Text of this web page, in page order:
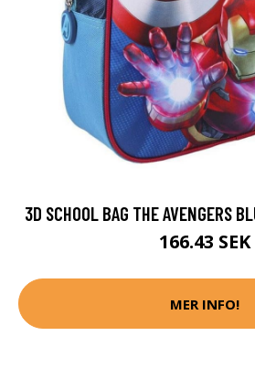
3D SCHOOL BAG THE AVENGERS
166.43 SEK
MER INFO!